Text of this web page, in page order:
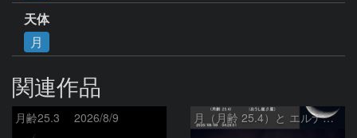
天体
月
関連作品
月齢25.3 2026/8/9 月（月齢 25.4）と エルナト（おうし座β星）